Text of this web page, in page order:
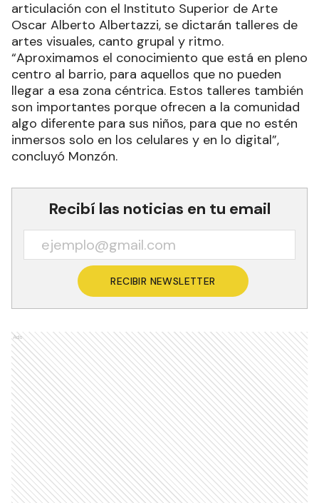
articulación con el Instituto Superior de Arte
Oscar Alberto Albertazzi, se dictarán talleres de
artes visuales, canto grupal y ritmo.
“Aproximamos el conocimiento que está en pleno
centro al barrio, para aquellos que no pueden
llegar a esa zona céntrica. Estos talleres también
son importantes porque ofrecen a la comunidad
algo diferente para sus niños, para que no estén
inmersos solo en los celulares y en lo digital”,
concluyó Monzón.
Recibí las noticias en tu email
RECIBIR NEWSLETTER
Ads